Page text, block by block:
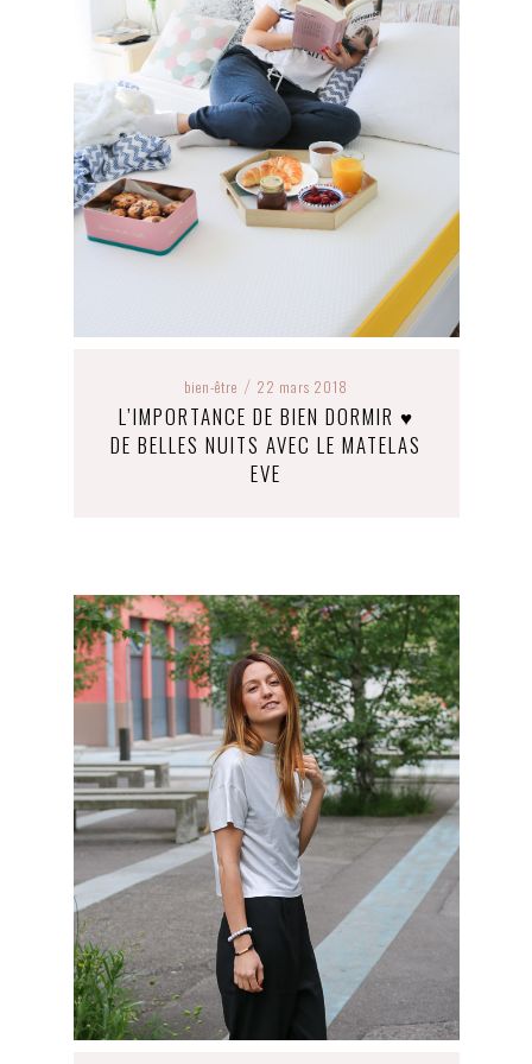
bien-être / 22 mars 2018
L’IMPORTANCE DE BIEN DORMIR ♥
DE BELLES NUITS AVEC LE MATELAS
EVE